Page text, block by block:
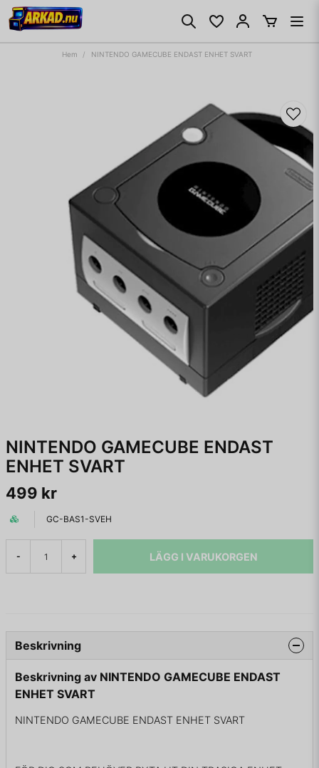
Hem NINTENDO GAMECUBE ENDAST ENHET SVART
NINTENDO GAMECUBE ENDAST
ENHET SVART
499 kr
GC-BAS1-SVEH
- + LÄGG I VARUKORGEN
Beskrivning
Beskrivning av NINTENDO GAMECUBE ENDAST
ENHET SVART
NINTENDO GAMECUBE ENDAST ENHET SVART